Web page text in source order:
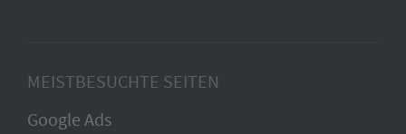
MEISTBESUCHTE SEITEN
Google Ads